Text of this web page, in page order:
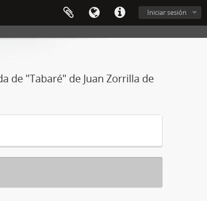
Iniciar sesión
de "Tabaré" de Juan Zorrilla de